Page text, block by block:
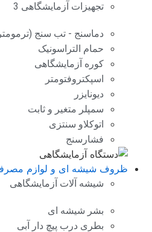
تجهیزات آزمایشگاهی 3
دماسنج - تب سنج (ترمومتر)
حمام التراسونیک
کوره آزمایشگاهی
اسپکتروفتومتر
دیونایزر
سمپلر متغیر و ثابت
اتوکلاو سنتزی
فشارسنج
ظروف شیشه ای و لوازم مصرفی
شیشه آلات آزمایشگاهی
بشر شیشه ای
بطری درب پیچ دار آبی